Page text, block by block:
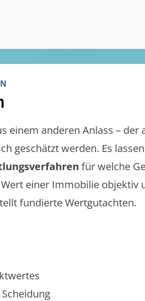
einem anderen Anlass – der
geschätzt werden. Es
für welche
einer Immobilie objektiv
fundierte Wertgutachten.